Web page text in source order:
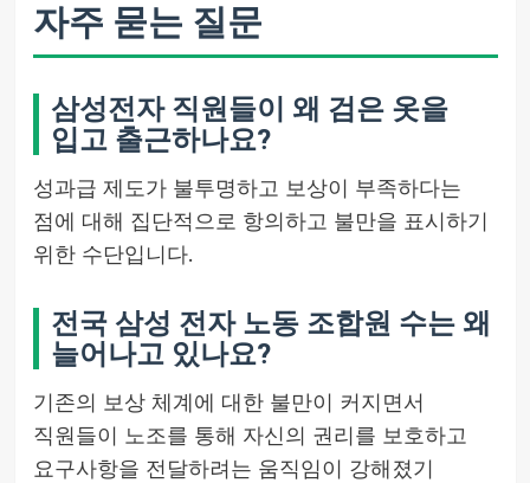
자주 묻는 질문
삼성전자 직원들이 왜 검은 옷을
입고 출근하나요?
성과급 제도가 불투명하고 보상이 부족하다는
점에 대해 집단적으로 항의하고 불만을 표시하기
위한 수단입니다.
전국 삼성 전자 노동 조합원 수는 왜
늘어나고 있나요?
기존의 보상 체계에 대한 불만이 커지면서
직원들이 노조를 통해 자신의 권리를 보호하고
요구사항을 전달하려는 움직임이 강해졌기